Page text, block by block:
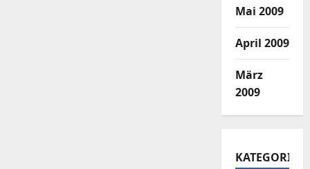
Mai 2009
April 2009
März
2009
KATEGORIEN